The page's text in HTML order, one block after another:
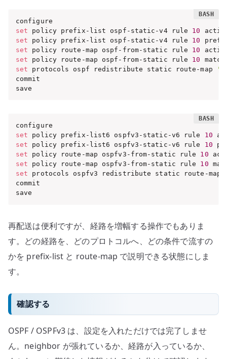
set policy prefix-list ospf-static-v4 rule 10
set policy prefix-list ospf-static-v4 rule 10
set policy route-map ospf-from-static rule 10
set policy route-map ospf-from-static rule 10
set protocols ospf redistribute static route-map
commit
save
set policy prefix-list6 ospfv3-static-v6 rule 10
set policy prefix-list6 ospfv3-static-v6 rule 10
set policy route-map ospfv3-from-static rule 10
set policy route-map ospfv3-from-static rule 10
set protocols ospfv3 redistribute static route-map
commit
save
再配送は便利ですが、経路を増幅する操作でもありま
す。どの経路を、どのプロトコルへ、どの条件で流すの
かを prefix-list と route-map で説明できる状態にしま
す。
確認する
OSPF / OSPFv3 は、設定を入れただけでは完了しませ
ん。neighbor が張れているか、経路が入っているか、